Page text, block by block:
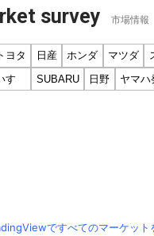
survey 市場情報
ヨタ 日産 ホンダ マツダ
すゞ SUBARU 日野 ヤマハ
ですべてのマーケット